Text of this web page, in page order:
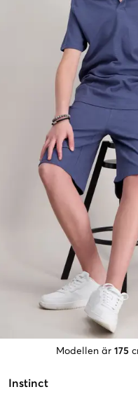
Modellen är 175
Instinct